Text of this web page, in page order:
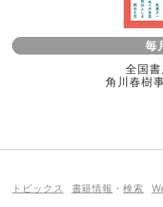
毎
全国
角川春樹
トピックス 書籍情報 ・検索